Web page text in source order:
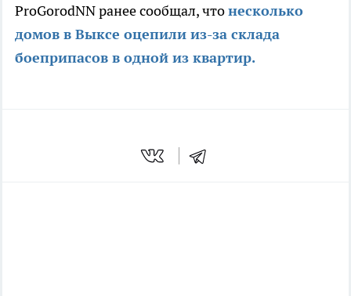
ProGorodNN ранее сообщал, чтонесколько
домов в Выксе оцепили из-за склада
боеприпасов в одной из квартир.